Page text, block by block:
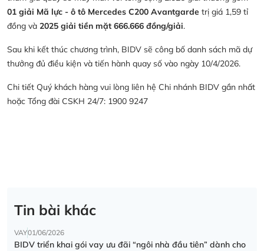
01 giải Mã lực - ô tô Mercedes C200 Avantgarde trị giá 1,59 tỉ
đồng và 2025 giải tiền mặt 666.666 đồng/giải.
Sau khi kết thúc chương trình, BIDV sẽ công bố danh sách mã dự
thưởng đủ điều kiện và tiến hành quay số vào ngày 10/4/2026.
Chi tiết Quý khách hàng vui lòng liên hệ Chi nhánh BIDV gần nhất
hoặc Tổng đài CSKH 24/7: 1900 9247
Tin bài khác
VAY01/06/2026
BIDV triển khai gói vay ưu đãi “ngôi nhà đầu tiên” dành cho